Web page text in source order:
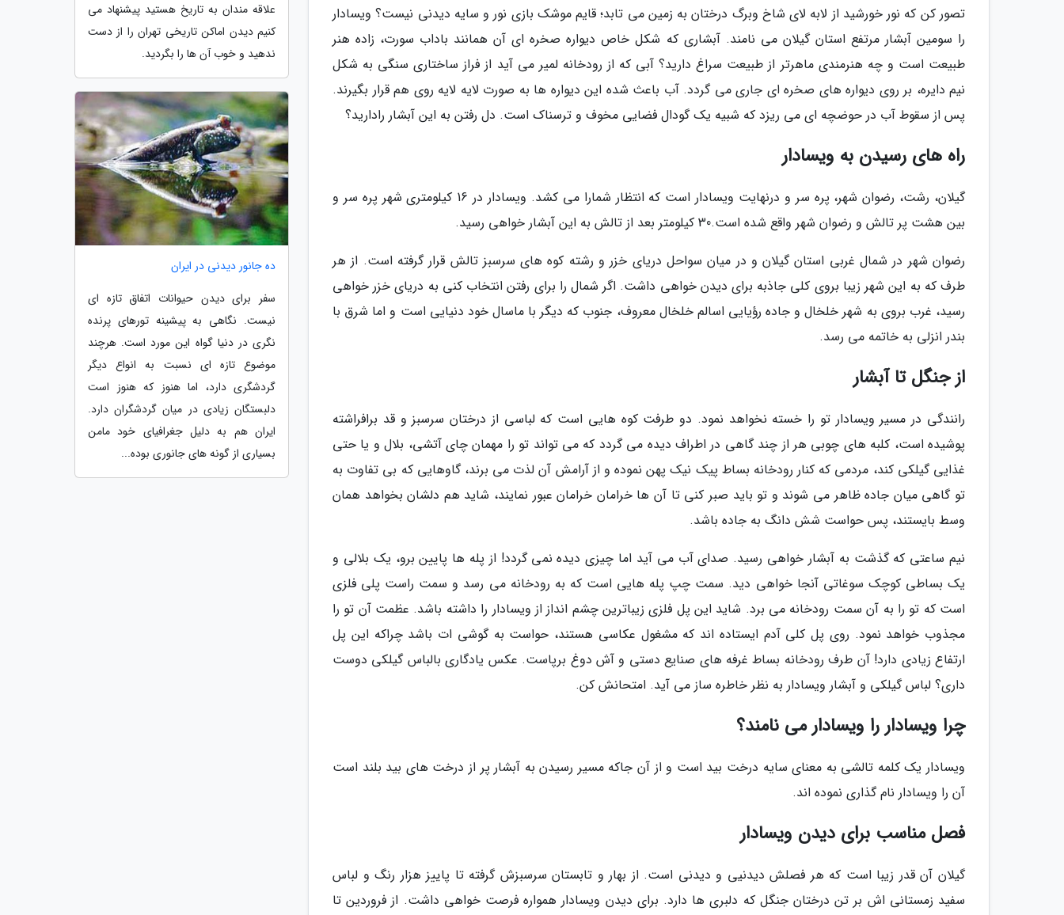
تصور کن که نور خورشید از لابه لای شاخ وبرگ درختان به زمین می تابد؛ قایم موشک بازی نور و سایه دیدنی نیست؟ ویسادار
را سومین آبشار مرتفع استان گیلان می نامند. آبشاری که شکل خاص دیواره صخره ای آن همانند باداب سورت، زاده هنر
طبیعت است و چه هنرمندی ماهرتر از طبیعت سراغ دارید؟ آبی که از رودخانه لمیر می آید از فراز ساختاری سنگی به شکل
نیم دایره، بر روی دیواره های صخره ای جاری می گردد. آب باعث شده این دیواره ها به صورت لایه لایه روی هم قرار بگیرند.
پس از سقوط آب در حوضچه ای می ریزد که شبیه یک گودال فضایی مخوف و ترسناک است. دل رفتن به این آبشار رادارید؟
راه های رسیدن به ویسادار
گیلان، رشت، رضوان شهر، پره سر و درنهایت ویسادار است که انتظار شمارا می کشد. ویسادار در 16 کیلومتری شهر پره سر و
بین هشت پر تالش و رضوان شهر واقع شده است.30 کیلومتر بعد از تالش به این آبشار خواهی رسید.
رضوان شهر در شمال غربی استان گیلان و در میان سواحل دریای خزر و رشته کوه های سرسبز تالش قرار گرفته است. از هر
طرف که به این شهر زیبا بروی کلی جاذبه برای دیدن خواهی داشت. اگر شمال را برای رفتن انتخاب کنی به دریای خزر خواهی
رسید، غرب بروی به شهر خلخال و جاده رؤیایی اسالم خلخال معروف، جنوب که دیگر با ماسال خود دنیایی است و اما شرق با
بندر انزلی به خاتمه می رسد.
از جنگل تا آبشار
رانندگی در مسیر ویسادار تو را خسته نخواهد نمود. دو طرفت کوه هایی است که لباسی از درختان سرسبز و قد برافراشته
پوشیده است، کلبه های چوبی هر از چند گاهی در اطراف دیده می گردد که می تواند تو را مهمان چای آتشی، بلال و یا حتی
غذایی گیلکی کند، مردمی که کنار رودخانه بساط پیک نیک پهن نموده و از آرامش آن لذت می برند، گاوهایی که بی تفاوت به
تو گاهی میان جاده ظاهر می شوند و تو باید صبر کنی تا آن ها خرامان خرامان عبور نمایند، شاید هم دلشان بخواهد همان
وسط بایستند، پس حواست شش دانگ به جاده باشد.
نیم ساعتی که گذشت به آبشار خواهی رسید. صدای آب می آید اما چیزی دیده نمی گردد! از پله ها پایین برو، یک بلالی و
یک بساطی کوچک سوغاتی آنجا خواهی دید. سمت چپ پله هایی است که به رودخانه می رسد و سمت راست پلی فلزی
است که تو را به آن سمت رودخانه می برد. شاید این پل فلزی زیباترین چشم انداز از ویسادار را داشته باشد. عظمت آن تو را
مجذوب خواهد نمود. روی پل کلی آدم ایستاده اند که مشغول عکاسی هستند، حواست به گوشی ات باشد چراکه این پل
ارتفاع زیادی دارد! آن طرف رودخانه بساط غرفه های صنایع دستی و آش دوغ برپاست. عکس یادگاری بالباس گیلکی دوست
داری؟ لباس گیلکی و آبشار ویسادار به نظر خاطره ساز می آید. امتحانش کن.
چرا ویسادار را ویسادار می نامند؟
ویسادار یک کلمه تالشی به معنای سایه درخت بید است و از آن جاکه مسیر رسیدن به آبشار پر از درخت های بید بلند است
آن را ویسادار نام گذاری نموده اند.
فصل مناسب برای دیدن ویسادار
گیلان آن قدر زیبا است که هر فصلش دیدنیی و دیدنی است. از بهار و تابستان سرسبزش گرفته تا پاییز هزار رنگ و لباس
سفید زمستانی اش بر تن درختان جنگل که دلبری ها دارد. برای دیدن ویسادار همواره فرصت خواهی داشت. از فروردین تا
علاقه مندان به تاریخ هستید پیشنهاد می
کنیم دیدن اماکن تاریخی تهران را از دست
ندهید و خوب آن ها را بگردید.
ده جانور دیدنی در ایران
سفر برای دیدن حیوانات اتفاق تازه ای
نیست. نگاهی به پیشینه تورهای پرنده
نگری در دنیا گواه این مورد است. هرچند
موضوع تازه ای نسبت به انواع دیگر
گردشگری دارد، اما هنوز که هنوز است
دلبستگان زیادی در میان گردشگران دارد.
ایران هم به دلیل جغرافیای خود مامن
بسیاری از گونه های جانوری بوده...